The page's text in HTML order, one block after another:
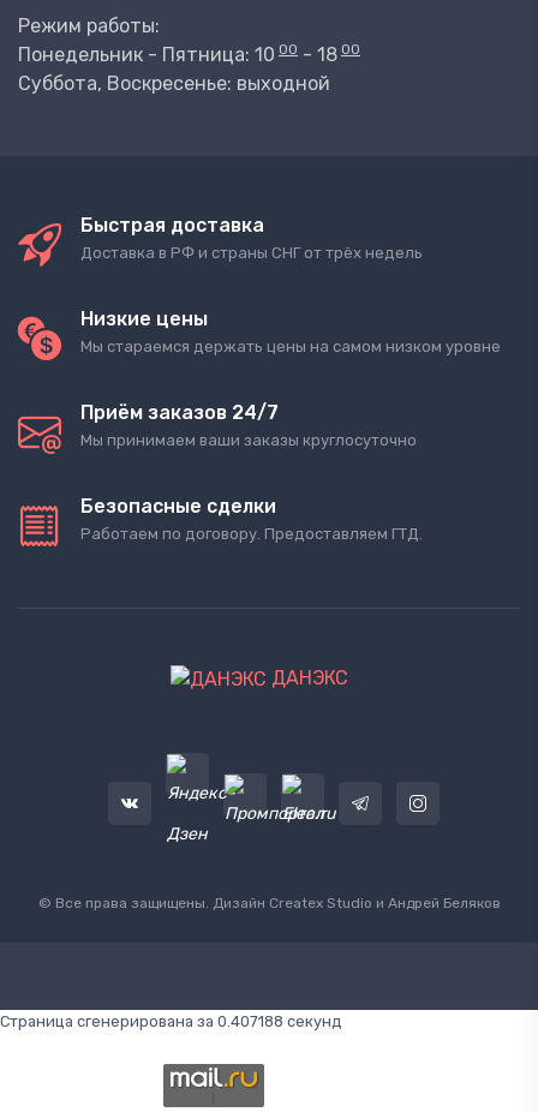
Режим работы:
Понедельник - Пятница: 10 00 - 18 00
Суббота, Воскресенье: выходной
Быстрая доставка
Доставка в РФ и страны СНГ от трёх недель
Низкие цены
Мы стараемся держать цены на самом низком уровне
Приём заказов 24/7
Мы принимаем ваши заказы круглосуточно
Безопасные сделки
Работаем по договору. Предоставляем ГТД.
ДАНЭКС
© Все права защищены. Дизайн Createx Studio и Андрей Беляков
Страница сгенерирована за 0.407188 секунд